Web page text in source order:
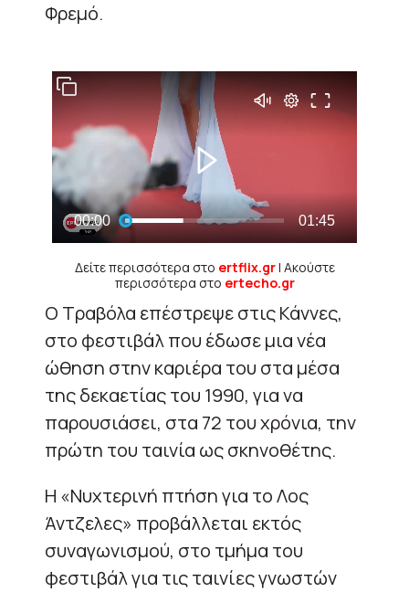
Φρεμό.
Δείτε περισσότερα στο ertflix.gr| Ακούστε
περισσότερα στο ertecho.gr
Ο Τραβόλα επέστρεψε στις Κάννες,
στο φεστιβάλ που έδωσε μια νέα
ώθηση στην καριέρα του στα μέσα
της δεκαετίας του 1990, για να
παρουσιάσει, στα 72 του χρόνια, την
πρώτη του ταινία ως σκηνοθέτης.
Η «Νυχτερινή πτήση για το Λος
Άντζελες» προβάλλεται εκτός
συναγωνισμού, στο τμήμα του
φεστιβάλ για τις ταινίες γνωστών